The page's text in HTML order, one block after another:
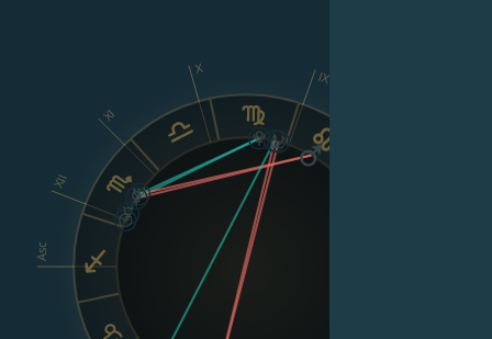
Asc
IX
X
XI
XII